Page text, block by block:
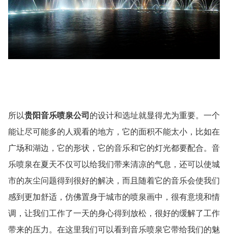
所以贵阳音乐喷泉公司的设计和选址就显得尤为重要。一个
能让尽可能多的人观看的地方，它的面积不能太小，比如在
广场和湖边，它的形状，它的音乐和它的灯光都要配合。音
乐喷泉在夏天不仅可以给我们带来清凉的气息，还可以使城
市的灰尘问题得到很好的解决，而且随着它的音乐会使我们
感到更加舒适，仿佛置身于城市的喷泉画中，很有意境和情
调，让我们工作了一天的身心得到放松，很好的缓解了工作
带来的压力。在这里我们可以看到音乐喷泉它带给我们的魅